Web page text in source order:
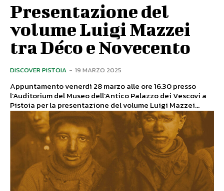
Presentazione del
volume Luigi Mazzei
tra Déco e Novecento
DISCOVER PISTOIA - 19 MARZO 2025
Appuntamento venerdì 28 marzo alle ore 16.30 presso
l’Auditorium del Museo dell’Antico Palazzo dei Vescovi a
Pistoia per la presentazione del volume Luigi Mazzei...